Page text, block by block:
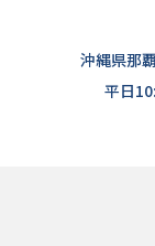
沖縄県那
平日